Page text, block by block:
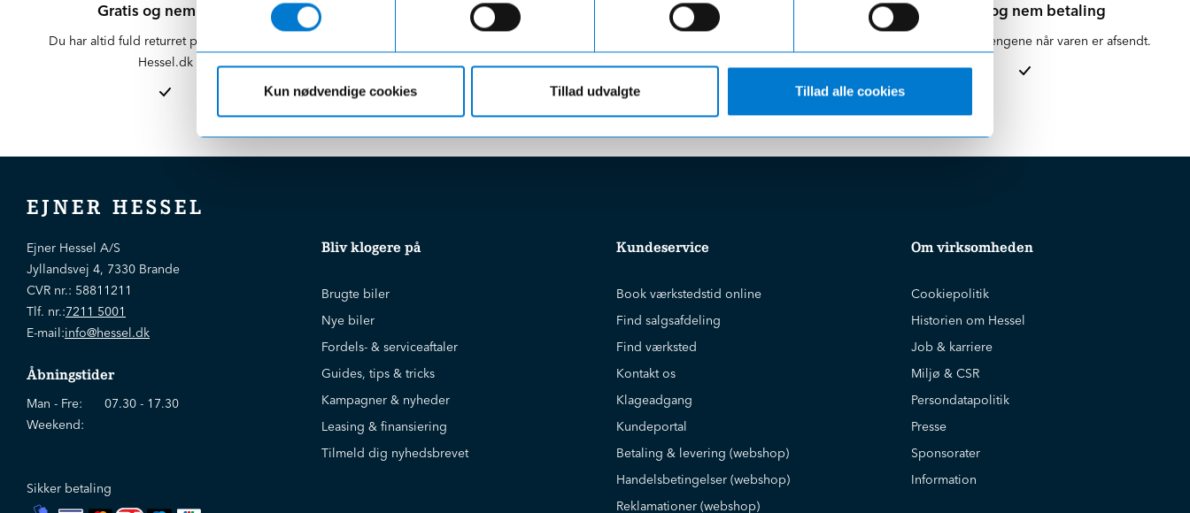
Kun nødvendige cookies Tillad udvalgte Tillad alle cookies
Gratis og nem retur
Du har altid fuld returret på varer købt på
Hessel.dk
Fri fragt
er altid gratis afhentning i en af vores
afdelinger uanset beløbet på din ordre
Hurtig levering
hverdage
Sikker og nem betaling
Vi hæver først pengene når varen er afsendt.
EJNER HESSEL
Ejner Hessel A/S
Jyllandsvej 4, 7330 Brande
CVR nr.: 58811211
Tlf. nr.:7211 5001
E-mail:info@hessel.dk
Åbningstider
Man - Fre:
07.30 - 17.30
Weekend:
Sikker betaling
Bliv klogere på
Brugte biler
Nye biler
Fordels- & serviceaftaler
Guides, tips & tricks
Kampagner & nyheder
Leasing & finansiering
Tilmeld dig nyhedsbrevet
Kundeservice
Book værkstedstid online
Find salgsafdeling
Find værksted
Kontakt os
Klageadgang
Kundeportal
Betaling & levering (webshop)
Handelsbetingelser (webshop)
Reklamationer (webshop)
Om virksomheden
Cookiepolitik
Historien om Hessel
Job & karriere
Miljø & CSR
Persondatapolitik
Presse
Sponsorater
Information